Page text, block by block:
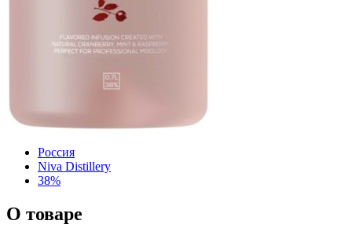
Россия
Niva Distillery
38%
О товаре